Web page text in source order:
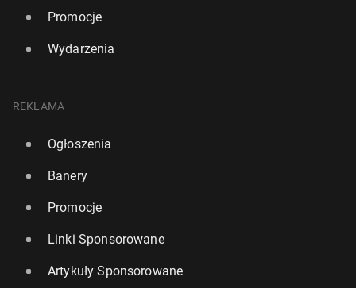
Promocje
Wydarzenia
REKLAMA
Ogłoszenia
Banery
Promocje
Linki Sponsorowane
Artykuły Sponsorowane